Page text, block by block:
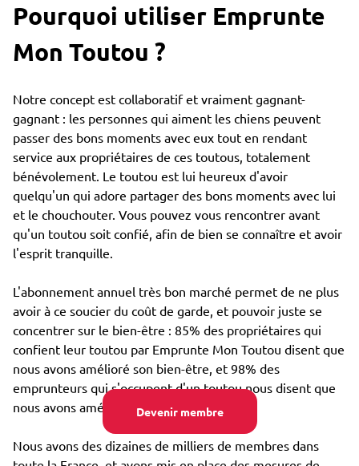
Devenir membre
Pourquoi utiliser Emprunte
Mon Toutou ?
Notre concept est collaboratif et vraiment gagnant-
gagnant : les personnes qui aiment les chiens peuvent
passer des bons moments avec eux tout en rendant
service aux propriétaires de ces toutous, totalement
bénévolement. Le toutou est lui heureux d'avoir
quelqu'un qui adore partager des bons moments avec lui
et le chouchouter. Vous pouvez vous rencontrer avant
qu'un toutou soit confié, afin de bien se connaître et avoir
l'esprit tranquille.
L'abonnement annuel très bon marché permet de ne plus
avoir à ce soucier du coût de garde, et pouvoir juste se
concentrer sur le bien-être : 85% des propriétaires qui
confient leur toutou par Emprunte Mon Toutou disent que
nous avons amélioré son bien-être, et 98% des
emprunteurs qui s'occupent d'un toutou nous disent que
nous avons amélioré leur propre bien-être.
Nous avons des dizaines de milliers de membres dans